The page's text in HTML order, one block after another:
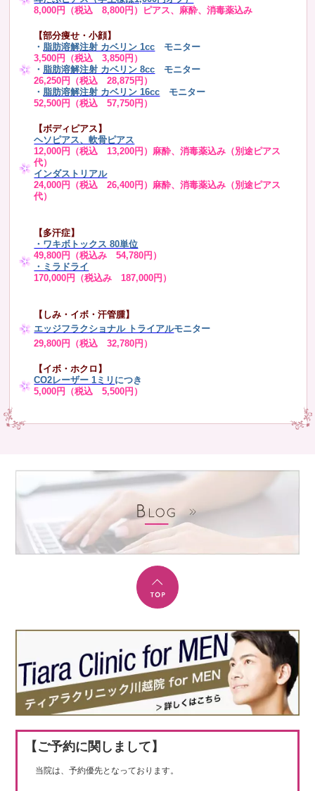
8,000円（税込 8,800円）ピアス、麻酔、消毒薬込み
【部分痩せ・小顔】
・ 脂肪溶解注射 カベリン 1cc モニター
3,500円（税込 3,850円）
・ 脂肪溶解注射 カベリン 8cc モニター
26,250円（税込 28,875円）
・ 脂肪溶解注射 カベリン 16cc
モニター
52,500円（税込 57,750円）
【ボディピアス】
ヘソピアス、軟骨ピアス
12,000円（税込 13,200円）麻酔、消毒薬込み（別途ピアス
代）
インダストリアル
24,000円（税込 26,400円）麻酔、消毒薬込み（別途ピアス
代）
【多汗症】
・ ワキボトックス 80単位
49,800円（税込み 54,780円）
・ミラドライ
170,000円（税込み 187,000円）
【しみ・イボ・汗管腫】
エッジフラクショナル トライアルモニター
29,800円（税込 32,780円）
【イボ・ホクロ】
CO2レーザー 1ミリ につき
5,000円（税込 5,500円）
【ご予約に関しまして】
当院は、予約優先となっております。